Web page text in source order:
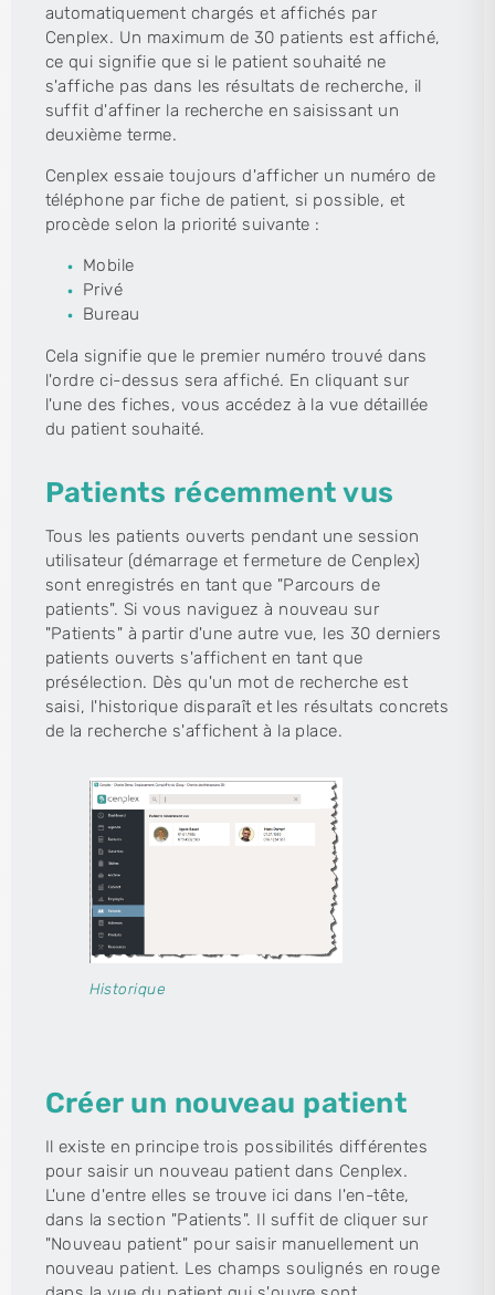
automatiquement chargés et affichés par
Cenplex. Un maximum de 30 patients est affiché,
ce qui signifie que si le patient souhaité ne
s'affiche pas dans les résultats de recherche, il
suffit d'affiner la recherche en saisissant un
deuxième terme.
Cenplex essaie toujours d'afficher un numéro de
téléphone par fiche de patient, si possible, et
procède selon la priorité suivante :
Mobile
Privé
Bureau
Cela signifie que le premier numéro trouvé dans
l'ordre ci-dessus sera affiché. En cliquant sur
l'une des fiches, vous accédez à la vue détaillée
du patient souhaité.
Patients récemment vus
Tous les patients ouverts pendant une session
utilisateur (démarrage et fermeture de Cenplex)
sont enregistrés en tant que "Parcours de
patients". Si vous naviguez à nouveau sur
"Patients" à partir d'une autre vue, les 30 derniers
patients ouverts s'affichent en tant que
présélection. Dès qu'un mot de recherche est
saisi, l'historique disparaît et les résultats concrets
de la recherche s'affichent à la place.
Historique
Créer un nouveau patient
Il existe en principe trois possibilités différentes
pour saisir un nouveau patient dans Cenplex.
L'une d'entre elles se trouve ici dans l'en-tête,
dans la section "Patients". Il suffit de cliquer sur
"Nouveau patient" pour saisir manuellement un
nouveau patient. Les champs soulignés en rouge